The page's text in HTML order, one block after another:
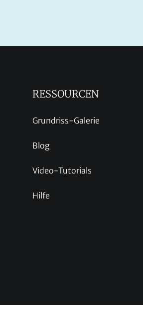
RESSOURCEN
Grundriss-Galerie
Blog
Video-Tutorials
Hilfe